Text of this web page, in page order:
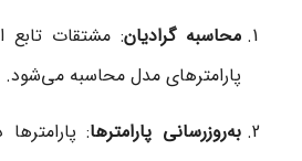
محاسبه گرادیان: مشتقات
پارامترهای مدل محاسبه می‌شود.
به‌روزرسانی پارامترها: